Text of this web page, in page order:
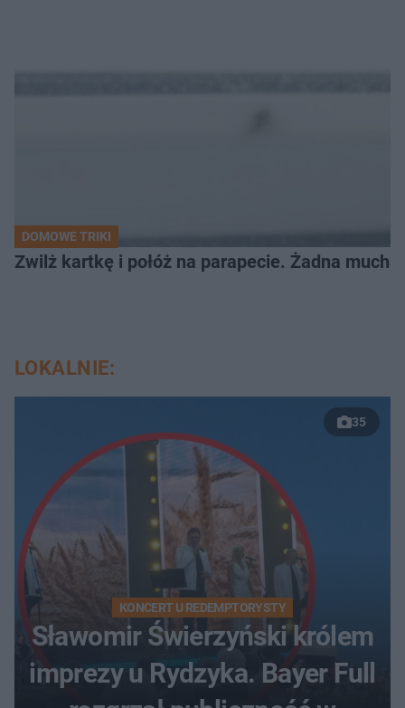
DOMOWE TRIKI
Zwilż kartkę i połóż na parapecie. Żadna
LOKALNIE:
35
KONCERT U REDEMPTORYSTY
Sławomir Świerzyński królem
imprezy u Rydzyka. Bayer Full